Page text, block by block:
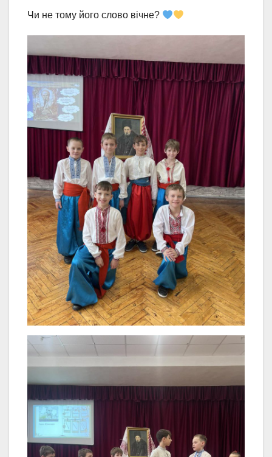
Чи не тому його слово вічне?